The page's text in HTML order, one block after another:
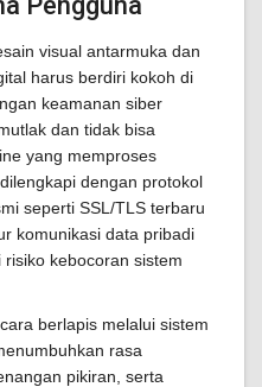
visual antarmuka dan
harus berdiri kokoh di
keamanan siber
dan tidak bisa
yang memproses
dengan protokol
seperti SSL/TLS terbaru
komunikasi data pribadi
kebocoran sistem
berlapis melalui sistem
rasa
pikiran, serta